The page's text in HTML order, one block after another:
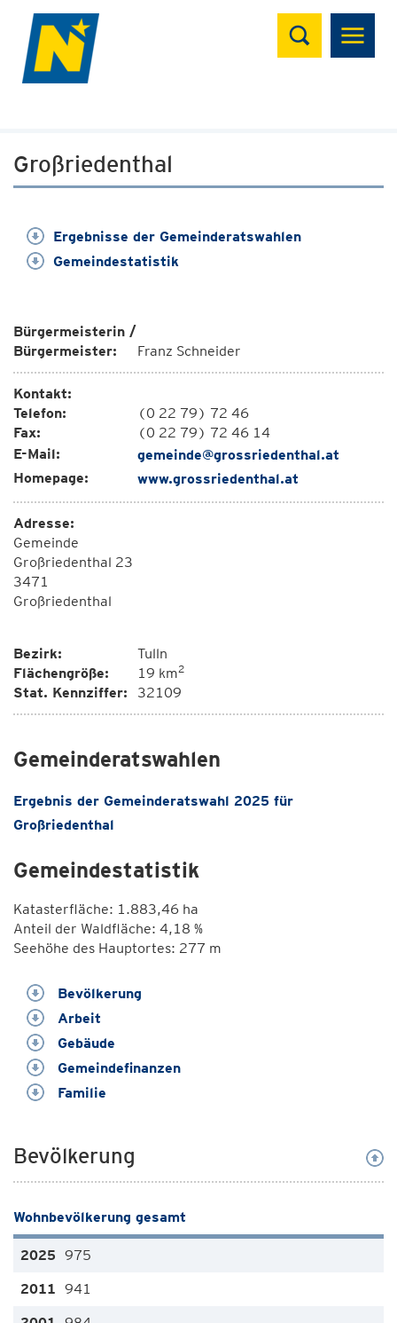
Suchen
Großriedenthal
Ergebnisse der Gemeinderatswahlen
Gemeindestatistik
Bürgermeisterin /
Bürgermeister:
Franz Schneider
Kontakt:
Telefon:
(0 22 79) 72 46
Fax:
(0 22 79) 72 46 14
E-Mail:
gemeinde@grossriedenthal.at
Homepage:
www.grossriedenthal.at
Adresse:
Gemeinde
Großriedenthal 23
3471
Großriedenthal
Bezirk:
Tulln
Flächengröße:
19 km2
Stat. Kennziffer: 32109
Gemeinderatswahlen
Ergebnis der Gemeinderatswahl 2025 für
Großriedenthal
Gemeindestatistik
Katasterfläche: 1.883,46 ha
Anteil der Waldfläche: 4,18 %
Seehöhe des Hauptortes: 277 m
Bevölkerung
Arbeit
Gebäude
Gemeindefinanzen
Familie
Bevölkerung
Wohnbevölkerung gesamt
975
941